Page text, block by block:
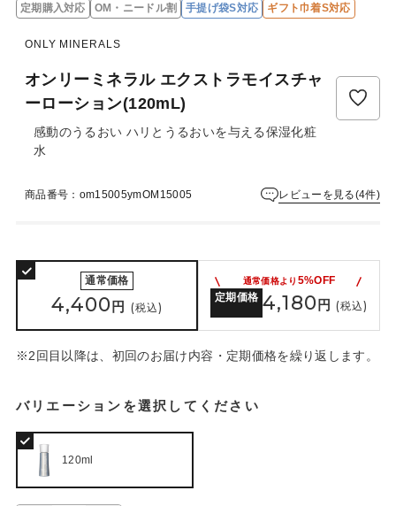
定期購入対応 OM・ニードル割 手提げ袋S対応 ギフト巾着S対応
ONLY MINERALS
オンリーミネラル エクストラモイスチャ
ーローション(120mL)
感動のうるおい ハリとうるおいを与える保湿化粧
水
商品番号：om15005ymOM15005 レビューを見る(4件)
通常価格
4,400 円 (税込)
通常価格より 5%OFF
定期価格 4,180 円 (税込)
※2回目以降は、初回のお届け内容・定期価格を繰り返します。
バリエーションを選択してください
120ml